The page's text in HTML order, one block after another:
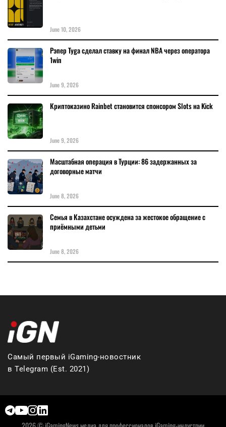
June 10, 2026
Рэпер Tyga сделал ставку на финал NBA через оператора
1win
June 9, 2026
Криптоказино Rainbet становится спонсором Slots на Kick
June 9, 2026
Масштабная операция в Турции: 86 задержанных за
договорные матчи
June 8, 2026
Семья в Казахстане осуждена за жестокое обращение с
приёмными детьми
June 8, 2026
Самый первый iGaming-новостник
в Telegram (Est. 2021)